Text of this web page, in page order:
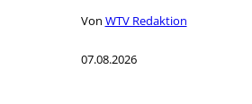
Von WTV Redaktion
07.08.2026